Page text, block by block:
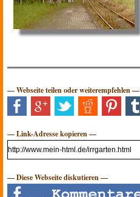
— Webseite teilen oder weiterempfehlen —
— Link-Adresse kopieren —
— Diese Webseite diskutieren —